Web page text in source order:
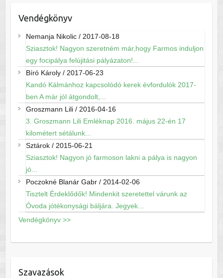
Vendégkönyv
Nemanja Nikolic/ 2017-08-18
Sziasztok! Nagyon szeretném már,hogy Farmos induljon
egy focipálya felújitási pályázaton!...
Bíró Károly/ 2017-06-23
Kandó Kálmánhoz kapcsolódó kerek évfordulók 2017-
ben A már jól átgondolt,...
Groszmann Lili/ 2016-04-16
3. Groszmann Lili Emléknap 2016. május 22-én 17
kilométert sétálunk...
Sztárok/ 2015-06-21
Sziasztok! Nagyon jó farmoson lakni a pálya is nagyon
jó...
Poczokné Blanár Gabr/ 2014-02-06
Tisztelt Érdeklődők! Mindenkit szeretettel várunk az
Óvoda jótékonysági báljára. Jegyek...
Vendégkönyv >>
Szavazások